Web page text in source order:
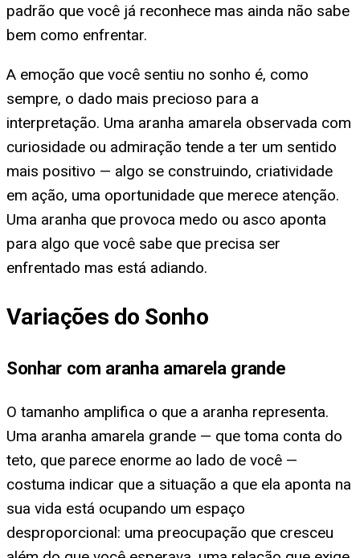
padrão que você já reconhece mas ainda não sabe
bem como enfrentar.
A emoção que você sentiu no sonho é, como
sempre, o dado mais precioso para a
interpretação. Uma aranha amarela observada com
curiosidade ou admiração tende a ter um sentido
mais positivo — algo se construindo, criatividade
em ação, uma oportunidade que merece atenção.
Uma aranha que provoca medo ou asco aponta
para algo que você sabe que precisa ser
enfrentado mas está adiando.
Variações do Sonho
Sonhar com aranha amarela grande
O tamanho amplifica o que a aranha representa.
Uma aranha amarela grande — que toma conta do
teto, que parece enorme ao lado de você —
costuma indicar que a situação a que ela aponta na
sua vida está ocupando um espaço
desproporcional: uma preocupação que cresceu